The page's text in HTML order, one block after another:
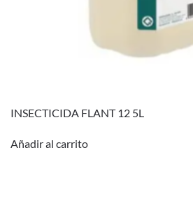
INSECTICIDA FLANT 12 5L
Añadir al carrito